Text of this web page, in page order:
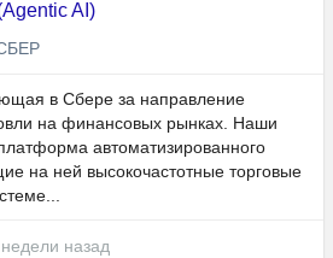
AI)
в Сбере за направление
на финансовых рынках. Наши
автоматизированного
на ней высокочастотные торговые
назад